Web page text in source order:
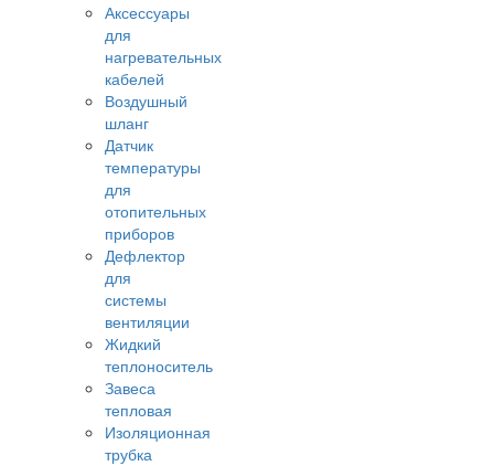
Аксессуары
для
нагревательных
кабелей
Воздушный
шланг
Датчик
температуры
для
отопительных
приборов
Дефлектор
для
системы
вентиляции
Жидкий
теплоноситель
Завеса
тепловая
Изоляционная
трубка